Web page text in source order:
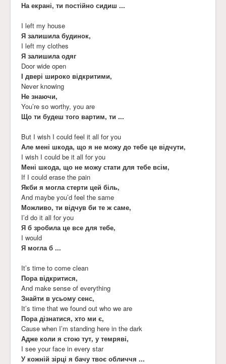
На екрані, ти постійно сидиш ...
I left my house
Я залишила будинок,
I left my clothes
Я залишила одяг
Door wide open
І двері широко відкритими,
Never knowing
Не знаючи,
You’re so worthy, you are
Що ти будеш того вартим, ти ...
But I wish I could feel it all for you
Але мені шкода, що я не можу до тебе це відчути,
I wish I could be it all for you
Мені шкода, що не можу стати для тебе всім,
If I could erase the pain
Якби я могла стерти цей біль,
And maybe you’d feel the same
Можливо, ти відчув би те ж саме,
I’d do it all for you
Я б зробила це все для тебе,
I would
Я могла б ...
It’s time to come clean
Пора відкритися,
And make sense of everything
Знайти в усьому сенс,
It’s time that we found out who we are
Пора дізнатися, хто ми є,
Cause when I’m standing here in the dark
Адже коли я стою тут, у темряві,
I see your face in every star
У кожній зірці я бачу твоє обличчя ...